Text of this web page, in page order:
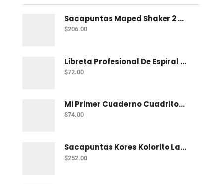
Sacapuntas Maped Shaker 2 Orificios - Bote Con 12
$206.00
Libreta Profesional De Espiral Norma Color 100 H C-7
$72.00
Mi Primer Cuaderno Cuadritos "A" (10Mm) 50 Hojas Norma
$74.00
Sacapuntas Kores Kolorito Lapiz 1 Orif C/20
$252.00